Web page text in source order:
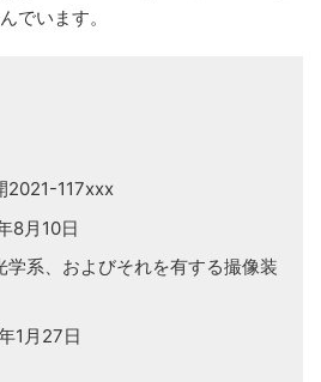
でいます。
2021-117xxx
8月10日
学系、およびそれを有する撮像装
1月27日